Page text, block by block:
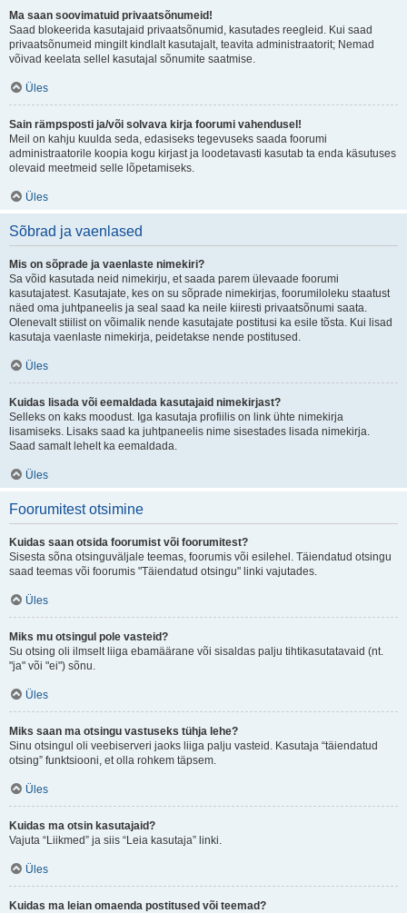
Ma saan soovimatuid privaatsõnumeid!
Saad blokeerida kasutajaid privaatsõnumid, kasutades reegleid. Kui saad
privaatsõnumeid mingilt kindlalt kasutajalt, teavita administraatorit; Nemad
võivad keelata sellel kasutajal sõnumite saatmise.
Üles
Sain rämpsposti ja/või solvava kirja foorumi vahendusel!
Meil on kahju kuulda seda, edasiseks tegevuseks saada foorumi
administraatorile koopia kogu kirjast ja loodetavasti kasutab ta enda käsutuses
olevaid meetmeid selle lõpetamiseks.
Üles
Sõbrad ja vaenlased
Mis on sõprade ja vaenlaste nimekiri?
Sa võid kasutada neid nimekirju, et saada parem ülevaade foorumi
kasutajatest. Kasutajate, kes on su sõprade nimekirjas, foorumiloleku staatust
näed oma juhtpaneelis ja seal saad ka neile kiiresti privaatsõnumi saata.
Olenevalt stiilist on võimalik nende kasutajate postitusi ka esile tõsta. Kui lisad
kasutaja vaenlaste nimekirja, peidetakse nende postitused.
Üles
Kuidas lisada või eemaldada kasutajaid nimekirjast?
Selleks on kaks moodust. Iga kasutaja profiilis on link ühte nimekirja
lisamiseks. Lisaks saad ka juhtpaneelis nime sisestades lisada nimekirja.
Saad samalt lehelt ka eemaldada.
Üles
Foorumitest otsimine
Kuidas saan otsida foorumist või foorumitest?
Sisesta sõna otsinguväljale teemas, foorumis või esilehel. Täiendatud otsingu
saad teemas või foorumis "Täiendatud otsingu" linki vajutades.
Üles
Miks mu otsingul pole vasteid?
Su otsing oli ilmselt liiga ebamäärane või sisaldas palju tihtikasutatavaid (nt.
"ja" või "ei") sõnu.
Üles
Miks saan ma otsingu vastuseks tühja lehe?
Sinu otsingul oli veebiserveri jaoks liiga palju vasteid. Kasutaja “täiendatud
otsing” funktsiooni, et olla rohkem täpsem.
Üles
Kuidas ma otsin kasutajaid?
Vajuta “Liikmed” ja siis “Leia kasutaja” linki.
Üles
Kuidas ma leian omaenda postitused või teemad?